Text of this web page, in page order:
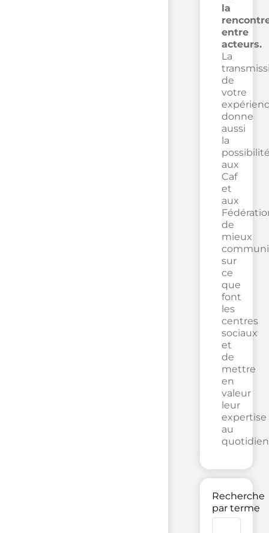
la
entre
acteurs.
La
de
votre
donne
aussi
la
aux
Caf
et
aux
de
mieux
sur
ce
que
font
les
centres
sociaux
et
de
mettre
en
valeur
leur
expertise
au
Recherche
par terme